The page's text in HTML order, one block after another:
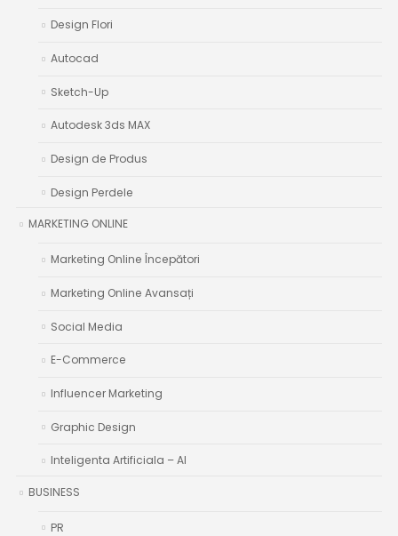
Design Flori
Autocad
Sketch-Up
Autodesk 3ds MAX
Design de Produs
Design Perdele
MARKETING ONLINE
Marketing Online Începători
Marketing Online Avansați
Social Media
E-Commerce
Influencer Marketing
Graphic Design
Inteligenta Artificiala – AI
BUSINESS
PR